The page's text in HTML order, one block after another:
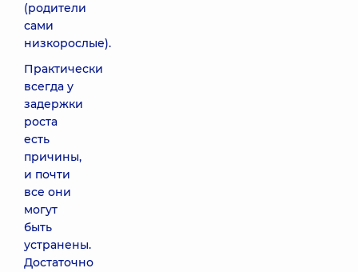
(родители
сами
низкорослые).
Практически
всегда у
задержки
роста
есть
причины,
и почти
все они
могут
быть
устранены.
Достаточно